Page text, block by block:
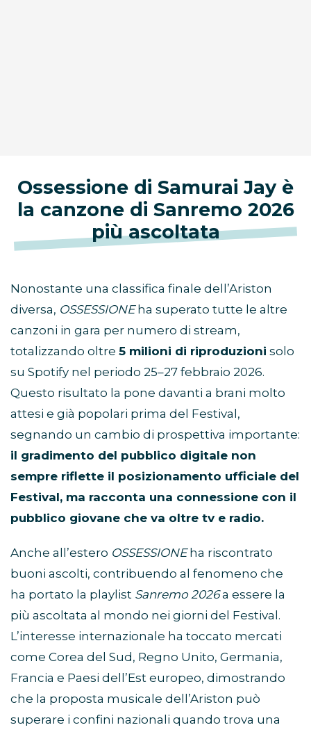
Ossessione di Samurai Jay è
la canzone di Sanremo 2026
più ascoltata
Nonostante una classifica finale dell’Ariston
diversa, OSSESSIONEha superato tutte le altre
canzoni in gara per numero di stream,
totalizzando oltre 5 milioni di riproduzioni solo
su Spotify nel periodo 25–27 febbraio 2026.
Questo risultato la pone davanti a brani molto
attesi e già popolari prima del Festival,
segnando un cambio di prospettiva importante:
il gradimento del pubblico digitale non
sempre riflette il posizionamento ufficiale del
Festival, ma racconta una connessione con il
pubblico giovane che va oltre tv e radio.
Anche all’estero OSSESSIONEha riscontrato
buoni ascolti, contribuendo al fenomeno che
ha portato la playlist Sanremo 2026a essere la
più ascoltata al mondo nei giorni del Festival.
L’interesse internazionale ha toccato mercati
come Corea del Sud, Regno Unito, Germania,
Francia e Paesi dell’Est europeo, dimostrando
che la proposta musicale dell’Ariston può
superare i confini nazionali quando trova una